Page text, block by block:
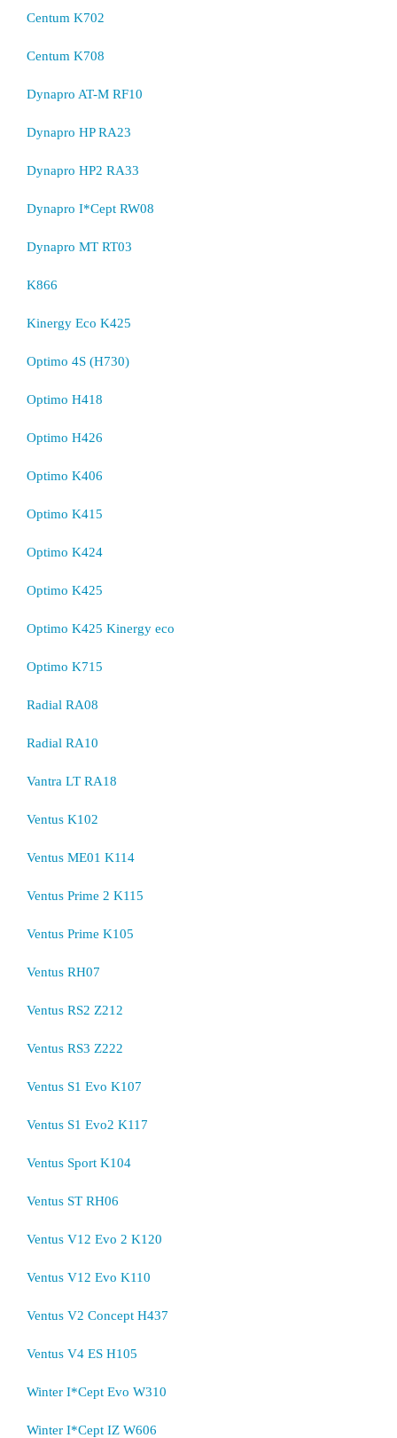
Centum K702
Centum K708
Dynapro AT-M RF10
Dynapro HP RA23
Dynapro HP2 RA33
Dynapro I*Cept RW08
Dynapro MT RT03
K866
Kinergy Eco K425
Optimo 4S (H730)
Optimo H418
Optimo H426
Optimo K406
Optimo K415
Optimo K424
Optimo K425
Optimo K425 Kinergy eco
Optimo K715
Radial RA08
Radial RA10
Vantra LT RA18
Ventus K102
Ventus ME01 K114
Ventus Prime 2 K115
Ventus Prime K105
Ventus RH07
Ventus RS2 Z212
Ventus RS3 Z222
Ventus S1 Evo K107
Ventus S1 Evo2 K117
Ventus Sport K104
Ventus ST RH06
Ventus V12 Evo 2 K120
Ventus V12 Evo K110
Ventus V2 Concept H437
Ventus V4 ES H105
Winter I*Cept Evo W310
Winter I*Cept IZ W606